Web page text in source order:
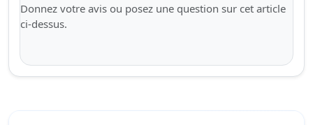
Donnez votre avis ou posez une question sur cet article
ci-dessus.